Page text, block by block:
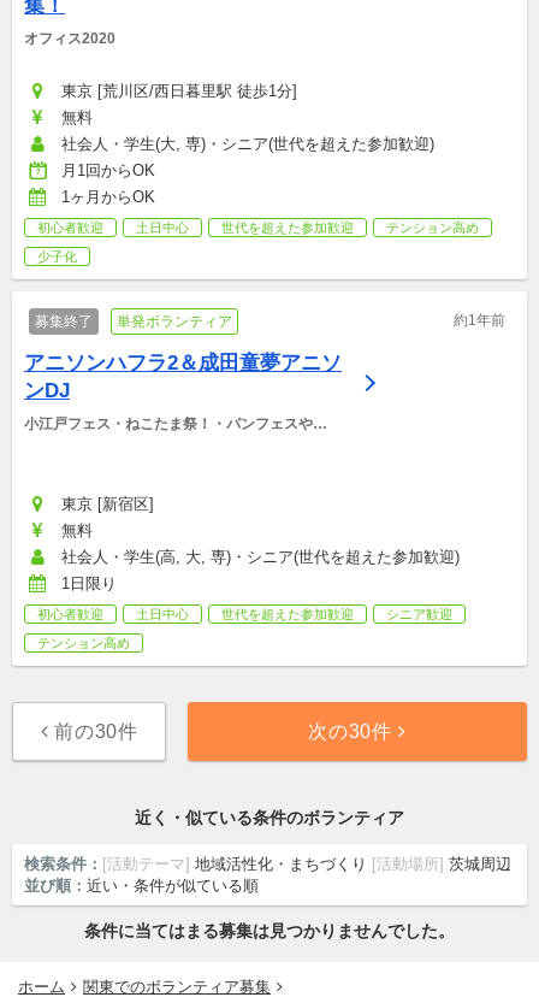
集！
オフィス2020
東京 [荒川区/西日暮里駅 徒歩1分]
無料
社会人・学生(大, 専)・シニア(世代を超えた参加歓迎)
月1回からOK
1ヶ月からOK
初心者歓迎 土日中心 世代を超えた参加歓迎
テンション高め
少子化
募集終了 単発ボランティア 約1年前
アニソンハフラ2＆成田童夢アニソ
ンDJ
小江戸フェス・ねこたま祭！・パンフェスやろ
東京 [新宿区]
無料
社会人・学生(高, 大, 専)・シニア(世代を超えた参加歓迎)
1日限り
初心者歓迎 土日中心 世代を超えた参加歓迎
シニア歓迎
テンション高め
前の30件 次の30件
近く・似ている条件のボランティア
検索条件： [活動テーマ] 地域活性化・まちづくり [活動場所] 茨城周辺
並び順： 近い・条件が似ている順
条件に当てはまる募集は見つかりませんでした。
ホーム
関東でのボランティア募集